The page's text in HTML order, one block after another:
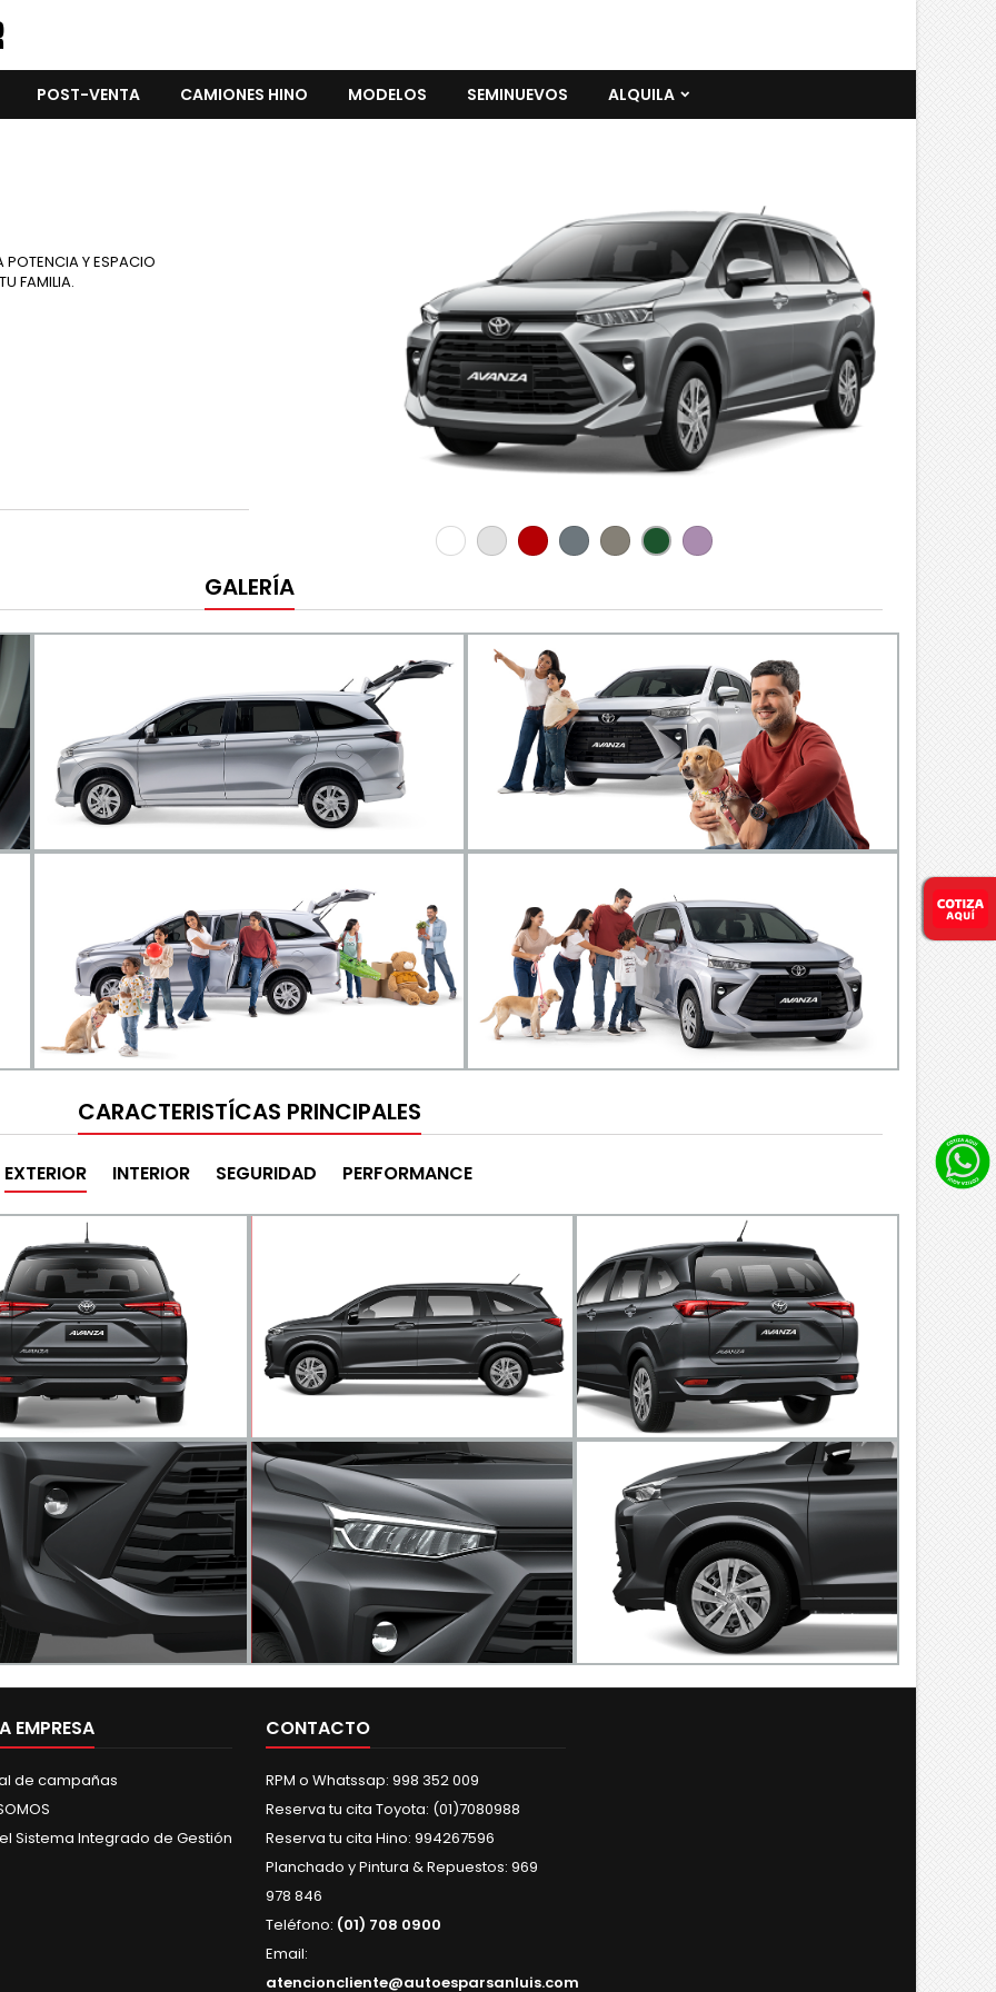
POST-VENTA CAMIONES HINO MODELOS SEMINUEVOS ALQUILA
Y ESPACIO
FAMILIA.
BlancoPlata
metalico
Rojo
Mica
NEGRO
METÁLICO
GRIS
OSCURO
VERDE
METÁLICO
PÚRPURA
PLATEADO
GALERÍA
CARACTERISTÍCAS PRINCIPALES
EXTERIOR INTERIOR SEGURIDAD PERFORMANCE
Capacidad
lo que necesites en tus viajes
por el espacio.
Faros posteriores LED​
Rediseñados para darle un mejor
aspecto a la nueva Avanza y una mejor
visibilidad.
delanteros LED​
elegantes tipo multi
tecnología LED. Perfectos
todos tus caminos.
Aros de 15”​
Con un diseño moderno y un estilo
urbano que le dan ese toque especial a
la nueva Avanza
EMPRESA
de campañas
Sistema Integrado de Gestión
CONTACTO
RPM o Whatssap: 998 352 009
Reserva tu cita Toyota: (01)7080988
Reserva tu cita Hino: 994267596
Planchado y Pintura & Repuestos: 969
978 846
Teléfono: (01) 708 0900
Email:
atencioncliente@autoesparsanluis.com